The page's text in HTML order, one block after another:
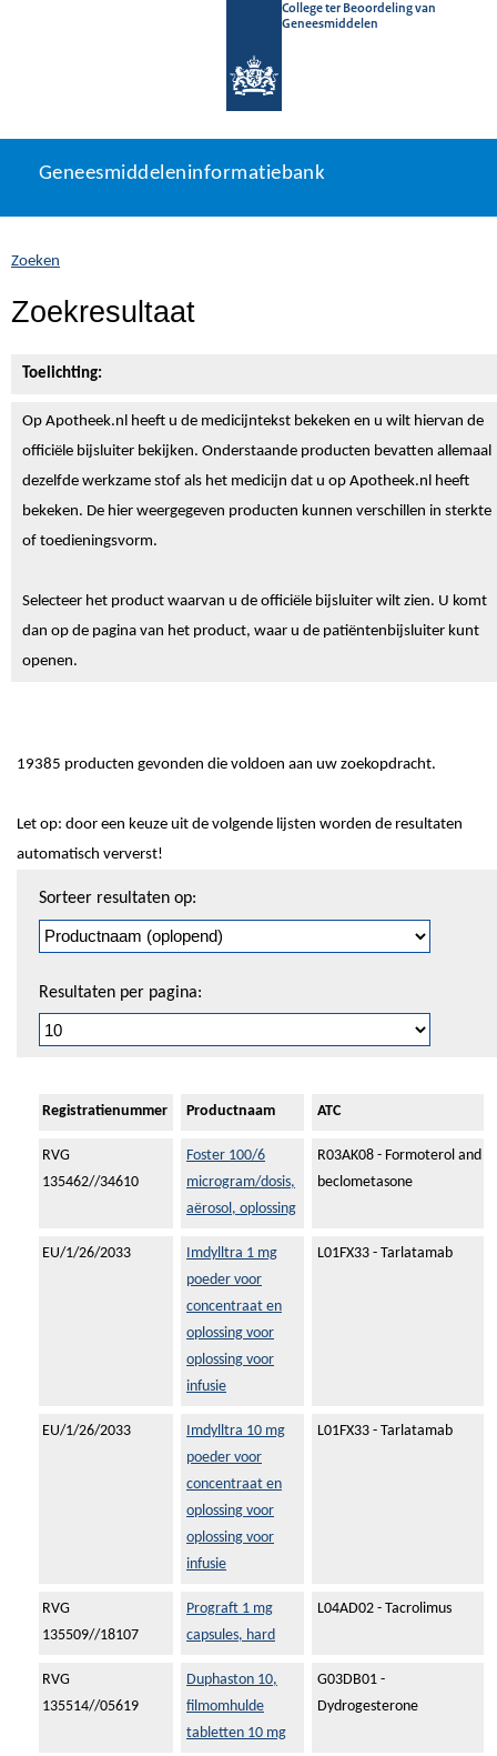
College ter Beoordeling van
Geneesmiddelen
naar
Geneesmiddeleninformatiebank
U
zich
hier:
Geneesmiddeleninformatiebank
Zoeken
Zoekresultaat
Toelichting:
Op Apotheek.nl heeft u de medicijntekst bekeken en u wilt hiervan de
officiële bijsluiter bekijken. Onderstaande producten bevatten allemaal
dezelfde werkzame stof als het medicijn dat u op Apotheek.nl heeft
bekeken. De hier weergegeven producten kunnen verschillen in sterkte
of toedieningsvorm.
Selecteer het product waarvan u de officiële bijsluiter wilt zien. U komt
dan op de pagina van het product, waar u de patiëntenbijsluiter kunt
openen.
19385 producten gevonden die voldoen aan uw zoekopdracht.
Let op: door een keuze uit de volgende lijsten worden de resultaten
automatisch ververst!
pagineren
Sorteer resultaten op:
Resultaten per pagina:
Registratienummer Productnaam ATC
RVG
135462//34610
Foster 100/6
microgram/dosis,
aërosol, oplossing
R03AK08 - Formoterol and
beclometasone
EU/1/26/2033
Imdylltra 1 mg
poeder voor
concentraat en
oplossing voor
oplossing voor
infusie
L01FX33 - Tarlatamab
EU/1/26/2033
Imdylltra 10 mg
poeder voor
concentraat en
oplossing voor
oplossing voor
infusie
L01FX33 - Tarlatamab
RVG
135509//18107
Prograft 1 mg
capsules, hard
L04AD02 - Tacrolimus
RVG
135514//05619
Duphaston 10,
filmomhulde
tabletten 10 mg
G03DB01 -
Dydrogesterone